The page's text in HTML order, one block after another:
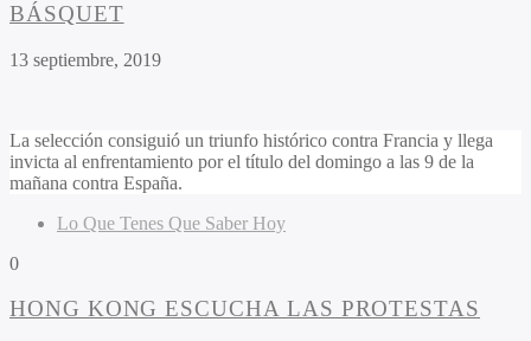
BÁSQUET
13 septiembre, 2019
La selección consiguió un triunfo histórico contra Francia y llega
invicta al enfrentamiento por el título del domingo a las 9 de la
mañana contra España.
Lo Que Tenes Que Saber Hoy
0
HONG KONG ESCUCHA LAS PROTESTAS